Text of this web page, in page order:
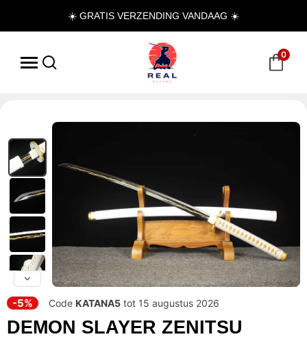
☀️ GRATIS VERZENDING VANDAAG ☀️
0
-5% Code KATANA5 tot 15 augustus 2026
DEMON SLAYER ZENITSU